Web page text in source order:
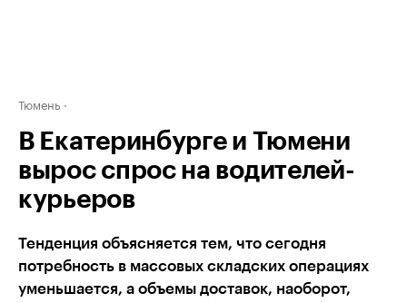
Тюмень
В Екатеринбурге и Тюмени
вырос спрос на водителей-
курьеров
Тенденция объясняется тем, что сегодня
потребность в массовых складских операциях
уменьшается, а объемы доставок, наоборот,